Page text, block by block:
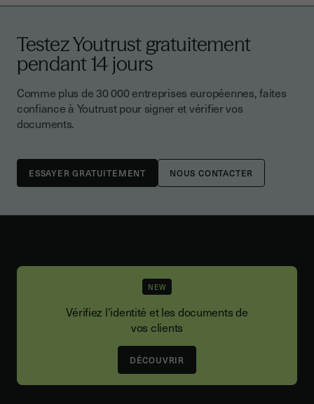
Testez Youtrust gratuitement
pendant 14 jours
Comme plus de 30 000 entreprises européennes, faites
confiance à Youtrust pour signer et vérifier vos
documents.
NOUS CONTACTER
NEW
Vérifiez l'identité et les documents de
vos clients
DÉCOUVRIR